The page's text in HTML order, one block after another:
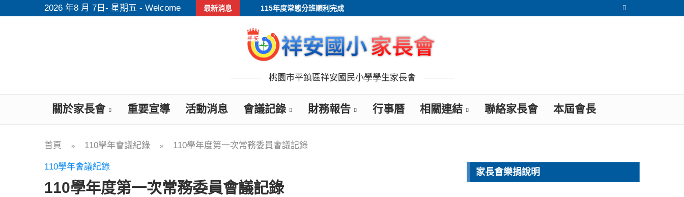
2026 年8 月 7日- 星期五 - Welcome 最新消息 115年度常態分班順利完成
桃園市平鎮區祥安國民小學學生家長會
關於家長會 重要宣導 活動消息 會議記錄 財務報告 行事曆 相關連結 聯絡家長會 本屆會長
首頁 » 110學年會議紀錄 » 110學年度第一次常務委員會議記錄
110學年會議紀錄
110學年度第一次常務委員會議記錄
家長會樂捐說明